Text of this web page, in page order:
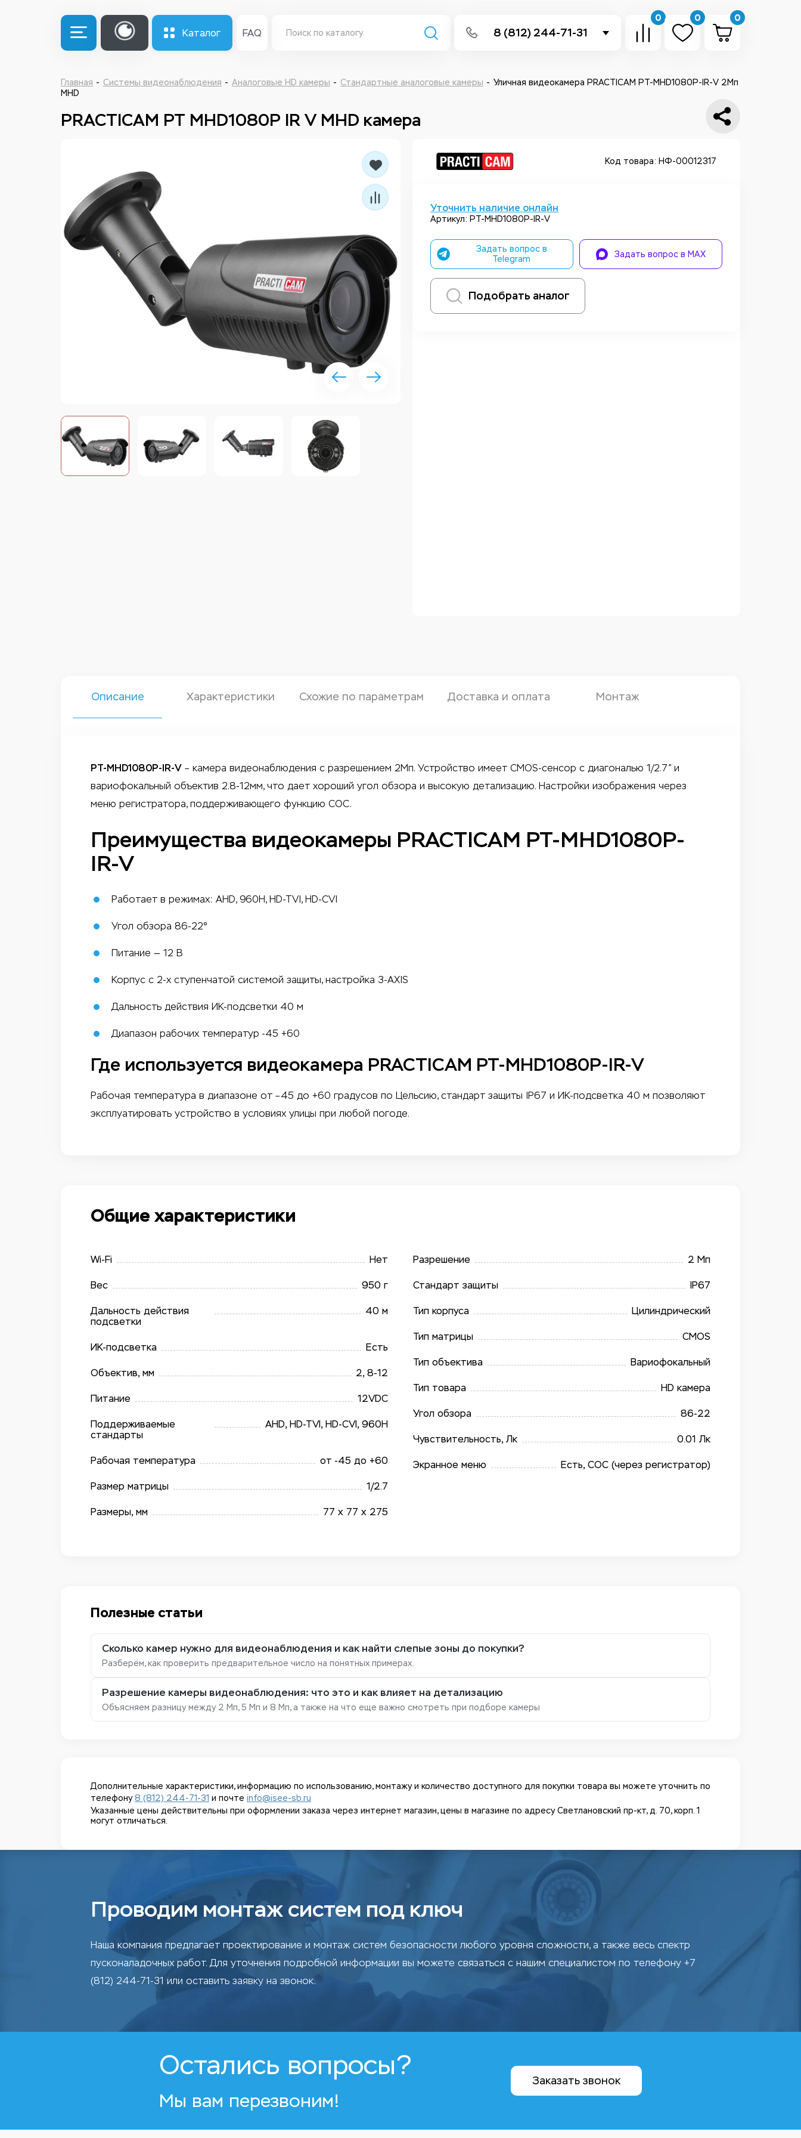
Каталог FAQ 8 (812) 244-71-31
Написать в Telegram
0 0 0
Главная Системы видеонаблюдения Аналоговые HD камеры Стандартные аналоговые камеры
Уличная видеокамера PRACTICAM PT-MHD1080P-IR-V 2Мп
MHD
PRACTICAM PT MHD1080P IR V MHD камера
Код товара: НФ-00012317
Уточнить наличие онлайн
Артикул: PT-MHD1080P-IR-V
Задать вопрос в
Telegram
Задать вопрос в MAX
Подобрать аналог
Описание Характеристики Схожие по параметрам Доставка и оплата Монтаж
PT-MHD1080P-IR-V – камера видеонаблюдения с разрешением 2Мп. Устройство имеет CMOS-сенсор с диагональю 1/2.7” и
вариофокальный объектив 2.8-12мм, что дает хороший угол обзора и высокую детализацию. Настройки изображения через
меню регистратора, поддерживающего функцию COC.
Преимущества видеокамеры PRACTICAM PT-MHD1080P-
IR-V
Работает в режимах: AHD, 960H, HD-TVI, HD-CVI
Угол обзора 86-22°
Питание — 12 В
Корпус с 2-х ступенчатой системой защиты, настройка 3-AXIS
Дальность действия ИК-подсветки 40 м
Диапазон рабочих температур -45 +60
Где используется видеокамера PRACTICAM PT-MHD1080P-IR-V
Рабочая температура в диапазоне от –45 до +60 градусов по Цельсию, стандарт защиты IP67 и ИК-подсветка 40 м позволяют
эксплуатировать устройство в условиях улицы при любой погоде.
Общие характеристики
Wi-Fi Нет
Вес 950 г
Дальность действия
подсветки
40 м
ИК-подсветка Есть
Объектив, мм 2, 8-12
Питание 12VDC
Поддерживаемые
стандарты
AHD, HD-TVI, HD-CVI, 960H
Рабочая температура от -45 до +60
Размер матрицы 1/​2.7
Размеры, мм 77 x 77 x 275
Разрешение 2 Мп
Стандарт защиты IP67
Тип корпуса Цилиндрический
Тип матрицы CMOS
Тип объектива Вариофокальный
Тип товара HD камера
Угол обзора 86-22
Чувствительность, Лк 0.01 Лк
Экранное меню Есть, COC (через регистратор)
Полезные статьи
Сколько камер нужно для видеонаблюдения и как найти слепые зоны до покупки?
Разберём, как проверить предварительное число на понятных примерах.
Разрешение камеры видеонаблюдения: что это и как влияет на детализацию
Объясняем разницу между 2 Мп, 5 Мп и 8 Мп, а также на что еще важно смотреть при подборе камеры
Дополнительные характеристики, информацию по использованию, монтажу и количество доступного для покупки товара вы можете уточнить по
телефону8 (812) 244-71-31 и почте info@isee-sb.ru
Указанные цены действительны при оформлении заказа через интернет магазин, цены в магазине по адресу Светлановский пр-кт, д. 70, корп. 1
могут отличаться.
Проводим монтаж систем под ключ
Наша компания предлагает проектирование и монтаж систем безопасности любого уровня сложности, а также весь спектр
пусконаладочных работ. Для уточнения подробной информации вы можете связаться с нашим специалистом по телефону +7
(812) 244-71-31 или оставить заявку на звонок.
Остались вопросы?
Мы вам перезвоним!
Заказать звонок